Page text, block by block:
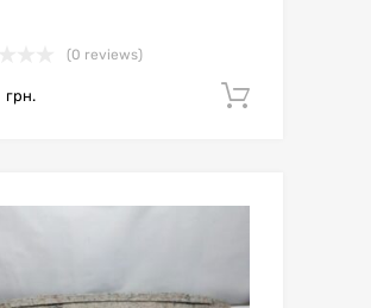
(0 reviews)
грн.